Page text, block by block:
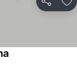
Partager
les prix